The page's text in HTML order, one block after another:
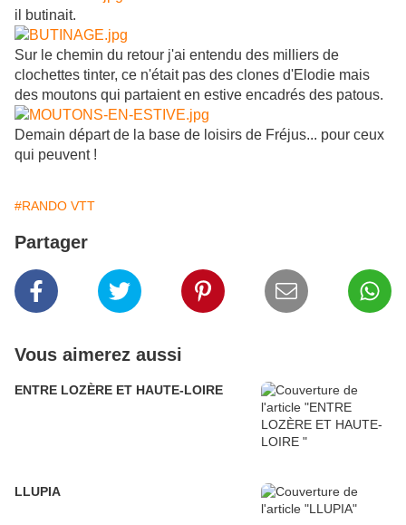
il butinait.
Sur le chemin du retour j'ai entendu des milliers de
clochettes tinter, ce n'était pas des clones d'Elodie mais
des moutons qui partaient en estive encadrés des patous.
Demain départ de la base de loisirs de Fréjus... pour ceux
qui peuvent !
#RANDO VTT
Partager
Vous aimerez aussi
ENTRE LOZÈRE ET HAUTE-LOIRE
LLUPIA